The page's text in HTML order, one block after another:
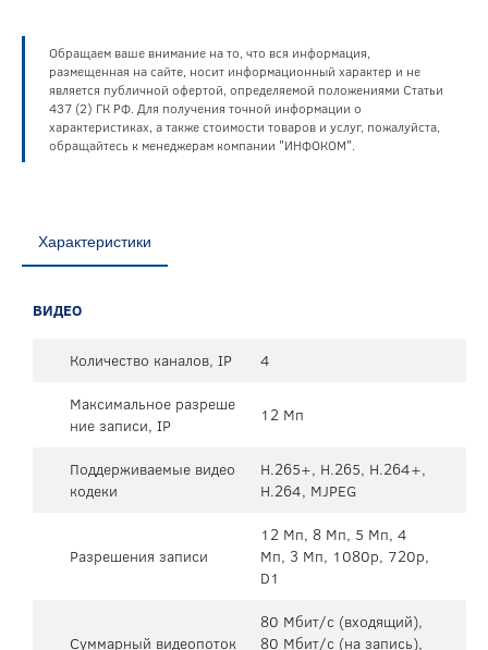
Обращаем ваше внимание на то, что вся информация,
размещенная на сайте, носит информационный характер и не
является публичной офертой, определяемой положениями Статьи
437 (2) ГК РФ. Для получения точной информации о
характеристиках, а также стоимости товаров и услуг, пожалуйста,
обращайтесь к менеджерам компании "ИНФОКОМ".
Характеристики
ВИДЕО
Количество каналов, IP
4
Максимальное разреше
ние записи, IP
12 Мп
Поддерживаемые видео
кодеки
H.265+, H.265, H.264+,
H.264, MJPEG
Разрешения записи
12 Мп, 8 Мп, 5 Мп, 4
Мп, 3 Мп, 1080p, 720p,
D1
Суммарный видеопоток
80 Мбит/с (входящий),
80 Мбит/с (на запись),